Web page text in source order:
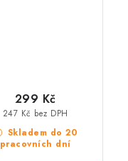
Skladem do 20
pracovních dní
247 Kč bez DPH
299 Kč